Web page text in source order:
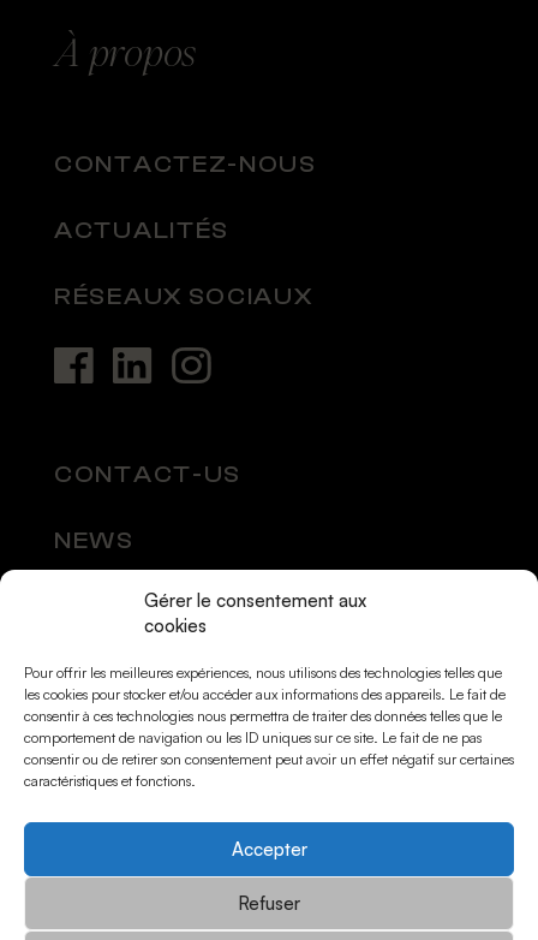
Gérer le consentement aux
cookies
Pour offrir les meilleures expériences, nous utilisons des technologies telles que
les cookies pour stocker et/ou accéder aux informations des appareils. Le fait de
consentir à ces technologies nous permettra de traiter des données telles que le
comportement de navigation ou les ID uniques sur ce site. Le fait de ne pas
consentir ou de retirer son consentement peut avoir un effet négatif sur certaines
caractéristiques et fonctions.
Accepter
Refuser
À propos
CONTACTEZ-NOUS
ACTUALITÉS
RÉSEAUX SOCIAUX
CONTACT-US
NEWS
SOCIAL MEDIA
© Momarts 2026